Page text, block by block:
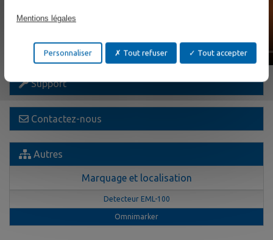
Support
Contactez-nous
Autres
Marquage et localisation
Detecteur EML-100
Omnimarker
Mentions légales
Tout accepter
Tout refuser
Personnaliser